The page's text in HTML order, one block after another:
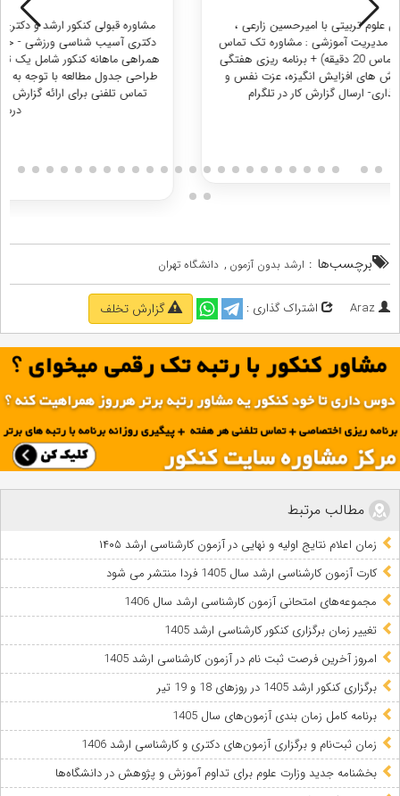
مشاوره قبولی کنکور ارشد و دکتری علوم ورزشی با مریم دهقانی ، دانشجوی
دکتری آسیب شناسی ورزشی - حرکات اصلاحی : مشاوره تک تماس و طرح
همراهی ماهانه کنکور شامل یک تماس ابتدایی و مشاوره تلفنی یک ساعته +
طراحی جدول مطالعه با توجه به شرایط زندگی داوطلب + پیگیری هفتگی با
تماس تلفنی برای ارائه گزارش مطالعه و راهنمایی داوطلب + رفع اشکال
برچسب‌ها : ارشد بدون آزمون , دانشگاه تهران
Araz اشتراک گذاری : گزارش تخلف
مطالب مرتبط
زمان اعلام نتایج اولیه و نهایی در آزمون کارشناسی ارشد ۱۴۰۵
کارت آزمون کارشناسی ارشد سال 1405 فردا منتشر می شود
مجموعه‌های امتحانی آزمون کارشناسی ‌ارشد سال 1406
تغییر زمان برگزاری کنکور کارشناسی ارشد 1405
امروز آخرین فرصت ثبت نام در آزمون کارشناسی ارشد 1405
برگزاری کنکور ارشد 1405 در روزهای 18 و 19 تیر
برنامه کامل زمان بندی آزمون‌های سال 1405
زمان ثبت‌نام و برگزاری آزمون‌های دکتری و کارشناسی ارشد 1406
بخشنامه جدید وزارت علوم برای تداوم آموزش و پژوهش در دانشگاه‌ها